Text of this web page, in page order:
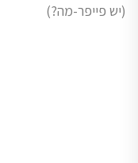
(יש פייפר-מה?)